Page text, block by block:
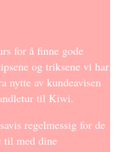
for å finne gode
og triksene vi har
nytte av kundeavisen
til Kiwi.
regelmessig for de
til med dine